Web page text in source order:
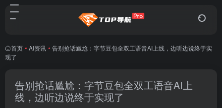
首页 • AI资讯 • 告别抢话尴尬：字节豆包全双工语音AI上线，边听边说终于实
现了
告别抢话尴尬：字节豆包全双工语音AI上
线，边听边说终于实现了